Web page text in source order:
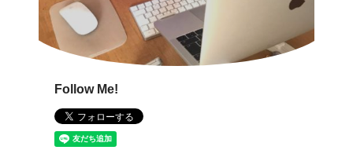
Follow Me!